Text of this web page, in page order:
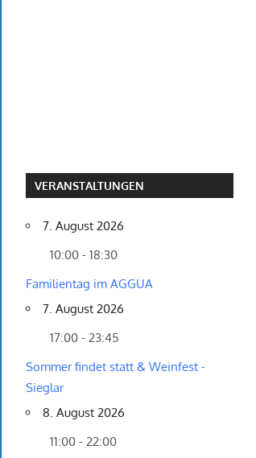
VERANSTALTUNGEN
7. August 2026
10:00 - 18:30
Familientag im AGGUA
7. August 2026
17:00 - 23:45
Sommer findet statt & Weinfest -
Sieglar
8. August 2026
11:00 - 22:00